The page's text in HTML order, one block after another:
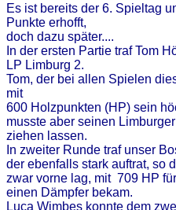
Es ist bereits der 6. Spieltag
Punkte erhofft,
doch dazu später....
In der ersten Partie traf Tom
LP Limburg 2.
Tom, der bei allen Spielen
mit
600 Holzpunkten (HP) sein
musste aber seinen
ziehen lassen.
In zweiter Runde traf unser
der ebenfalls stark auftrat, so
zwar vorne lag, mit 709 HP
einen Dämpfer bekam.
Luca Wimbes konnte dem